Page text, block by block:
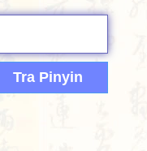
Tra Pinyin